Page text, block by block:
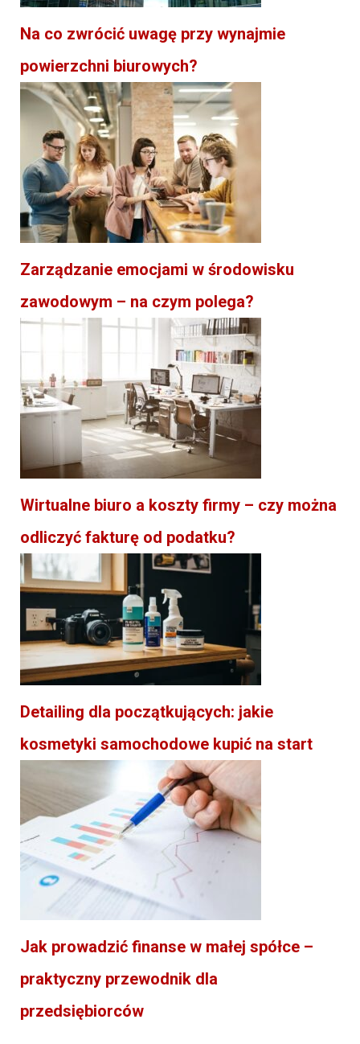
Na co zwrócić uwagę przy wynajmie
powierzchni biurowych?
Zarządzanie emocjami w środowisku
zawodowym – na czym polega?
Wirtualne biuro a koszty firmy – czy można
odliczyć fakturę od podatku?
Detailing dla początkujących: jakie
kosmetyki samochodowe kupić na start
Jak prowadzić finanse w małej spółce –
praktyczny przewodnik dla
przedsiębiorców